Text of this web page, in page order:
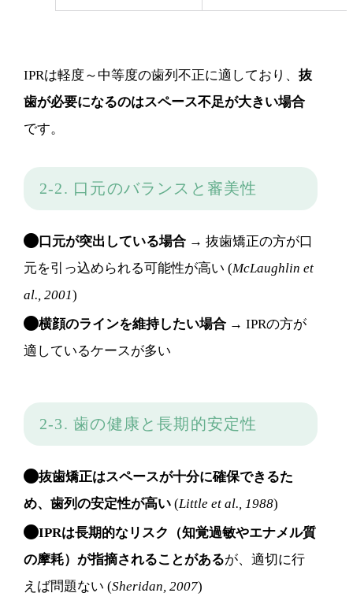
IPRは軽度～中等度の歯列不正に適しており、 抜
歯が必要になるのはスペース不足が大きい場合
です。
2-2. 口元のバランスと審美性
口元が突出している場合→ 抜歯矯正の方が口
元を引っ込められる可能性が高い (McLaughlin et
al., 2001)
横顔のラインを維持したい場合→ IPRの方が
適しているケースが多い
2-3. 歯の健康と長期的安定性
抜歯矯正はスペースが十分に確保できるた
め、歯列の安定性が高い(Little et al., 1988)
IPRは長期的なリスク（知覚過敏やエナメル質
の摩耗）が指摘されることがあるが、適切に行
えば問題ない (Sheridan, 2007)